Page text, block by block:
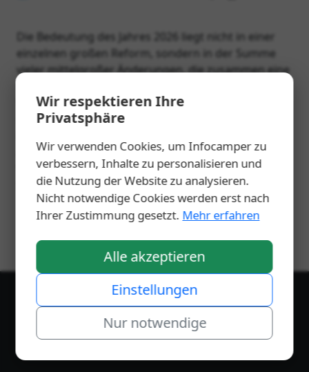
Die Bedeutung des Jahres 2026 liegt nicht in einer
einzelnen großen Reform, sondern in der Summe
vieler mittelgroßer Änderungen, die zusammen eine
Wohnmobile werden digitaler, sicherer, teurer und
stärker reguliert. Gleichzeitig wird das Reisen
anspruchsvoller. Für Camper bedeutet das: mehr
Vorbereitung, mehr Wissen – und langfristig mehr
Sicherheit und Transparenz.
© 2026 Noomdigital-Group | Softwareschmiede |
Markenentwickler
Wir respektieren Ihre
Privatsphäre
Wir verwenden Cookies, um Infocamper zu
verbessern, Inhalte zu personalisieren und
die Nutzung der Website zu analysieren.
Nicht notwendige Cookies werden erst nach
Ihrer Zustimmung gesetzt. Mehr erfahren
Alle akzeptieren
Einstellungen
Nur notwendige